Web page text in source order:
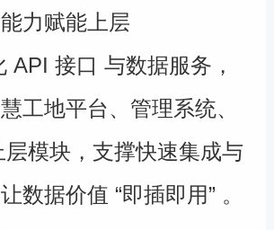
能力赋能上层
API 接口 与数据服务，
工地平台、管理系统、
模块，支撑快速集成与
数据价值 “即插即用” 。